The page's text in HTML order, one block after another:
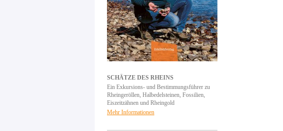
SCHÄTZE DES RHEINS
Ein Exkursions- und Bestimmungsführer zu
Rheingeröllen, Halbedelsteinen, Fossilien,
Eiszeitzähnen und Rheingold
Mehr Informationen